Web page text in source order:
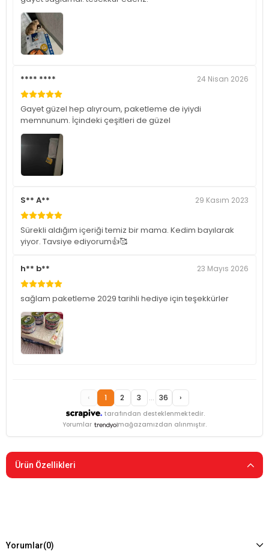
**** **** 24 Nisan 2026
Gayet güzel hep alıyroum, paketleme de iyiydi
memnunum. İçindeki çeşitleri de güzel
S** A** 29 Kasım 2023
Sürekli aldığım içeriği temiz bir mama. Kedim bayılarak
yiyor. Tavsiye ediyorum👍🥰
h** b** 23 Mayıs 2026
sağlam paketleme 2029 tarihli hediye için teşekkürler
tarafından desteklenmektedir.
‹ 1 2 3 ... 36 ›
Yorumlar mağazamızdan alınmıştır.
Ürün Özellikleri
Yorumlar(0)